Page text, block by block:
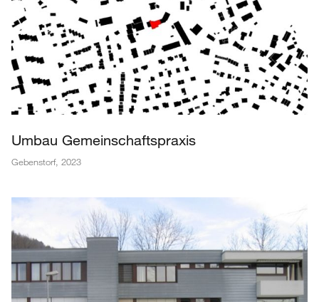
Umbau Gemeinschaftspraxis
Gebenstorf, 2023